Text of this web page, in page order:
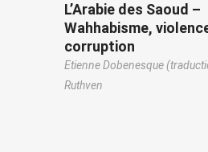
L’Arabie des Saoud –
Wahhabisme,
corruption
Etienne Dobenesque
Ruthven